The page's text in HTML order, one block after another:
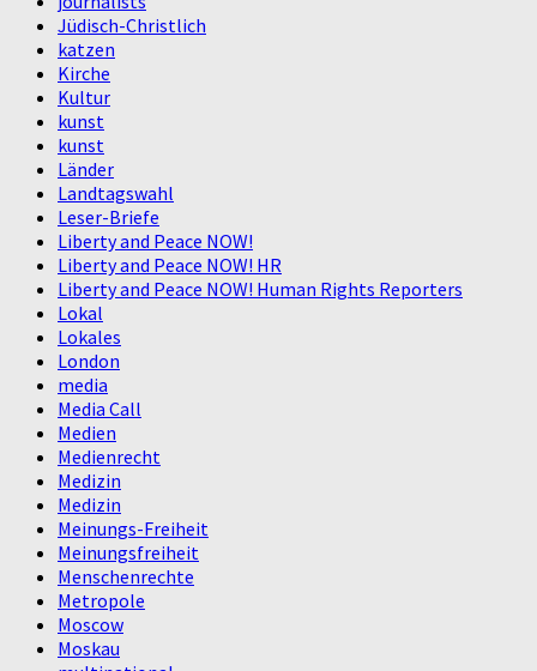
Jüdisch-Christlich
katzen
Kirche
Kultur
kunst
kunst
Länder
Landtagswahl
Leser-Briefe
Liberty and Peace NOW!
Liberty and Peace NOW! HR
Liberty and Peace NOW! Human Rights Reporters
Lokal
Lokales
London
media
Media Call
Medien
Medienrecht
Medizin
Medizin
Meinungs-Freiheit
Meinungsfreiheit
Menschenrechte
Metropole
Moscow
Moskau